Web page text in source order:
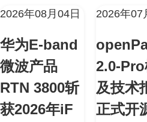
2026年08月04日
华为E-band
微波产品
RTN 3800斩
获2026年iF
2026年07
2.0-
及技术
正式开